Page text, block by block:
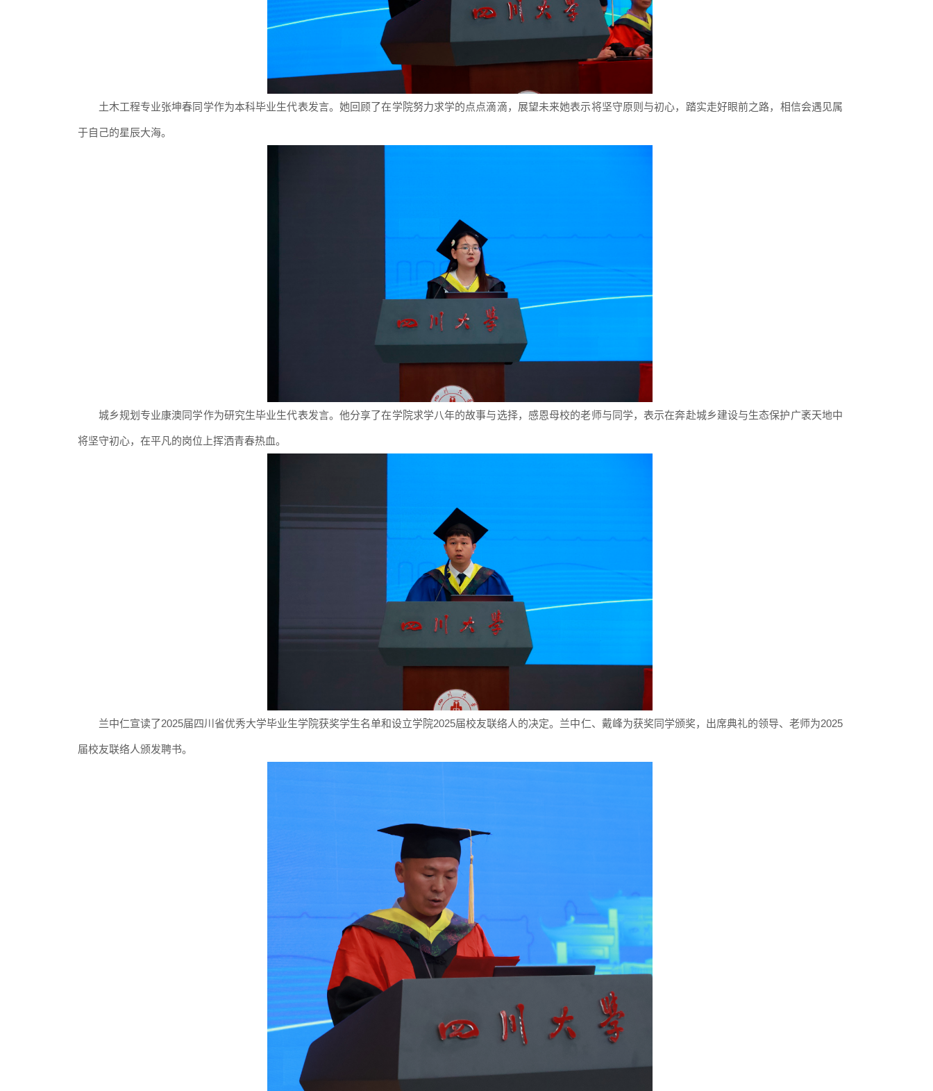
土木工程专业张坤春同学作为本科毕业生代表发言。她回顾了在学院努力求学的点点滴滴， 展望未来她表示将坚守原则与初心，踏实走好眼前之路，相信会遇见属
于自己的星辰大海。
城乡规划专业康澳同学作为研究生毕业生代表发言。他分享了在学院求学八年的故事与选择，感恩母校的老师与同学，表示在奔赴城乡建设与生态保护广袤天地中
将坚守初心，在平凡的岗位上挥洒青春热血。
兰中仁宣读了2025届四川省优秀大学毕业生学院获奖学生名单和设立学院2025届校友联络人的决定。兰中仁、戴峰为获奖同学颁奖，出席典礼的领导、老师为2025
届校友联络人颁发聘书。